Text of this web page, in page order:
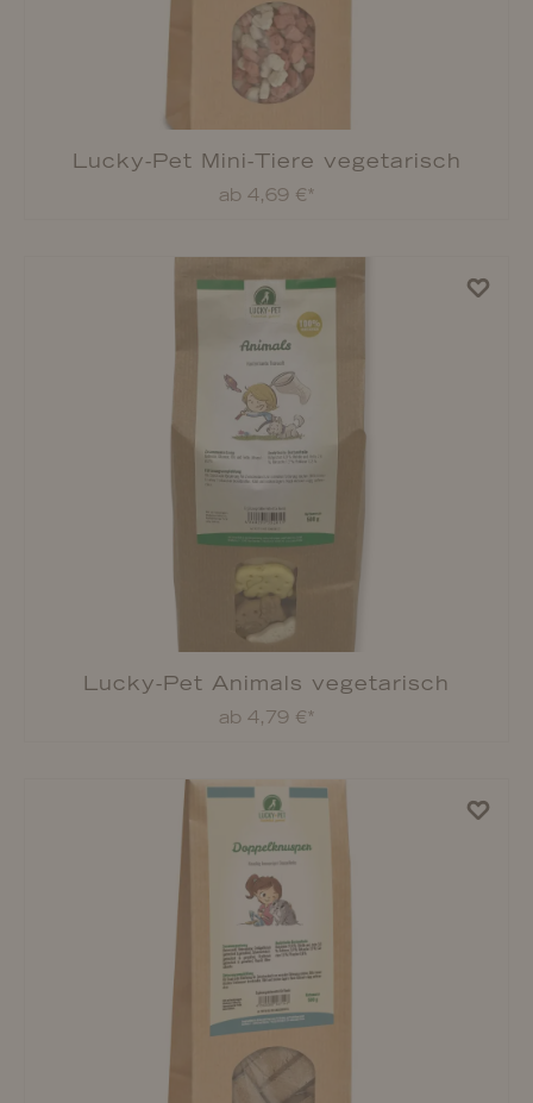
Lucky-Pet Puffreis 5 kg
ab 44,99 €*
Lucky-Pet Fleischsofties
ab 3,49 €*